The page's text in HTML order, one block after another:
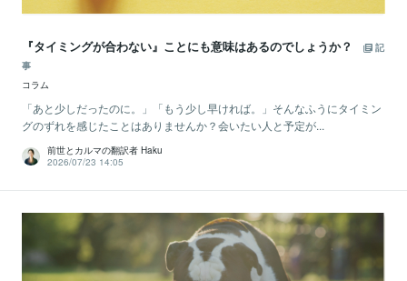
『タイミングが合わない』ことにも意味はあるのでしょうか？
記
事
コラム
「あと少しだったのに。」「もう少し早ければ。」そんなふうにタイミン
グのずれを感じたことはありませんか？会いたい人と予定が...
前世とカルマの翻訳者 Haku
2026/07/23 14:05